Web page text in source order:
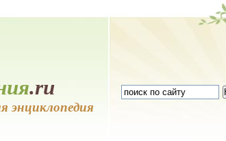
.ru
энциклопедия